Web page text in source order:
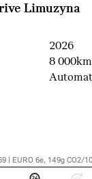
Limuzyna
2026
8 000km
| EURO 6e, 149g CO2/